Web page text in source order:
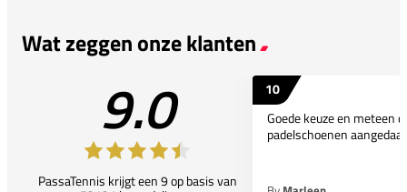
Wat zeggen onze klanten
9.0
PassaTennis krijgt een 9 op basis van
10
Goede keuze en meteen
padelschoenen